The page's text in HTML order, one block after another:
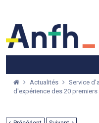
Actualités
Service
d'expérience des 20 premiers